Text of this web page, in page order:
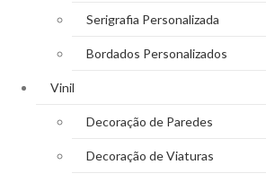
Serigrafia Personalizada
Bordados Personalizados
Vinil
Decoração de Paredes
Decoração de Viaturas